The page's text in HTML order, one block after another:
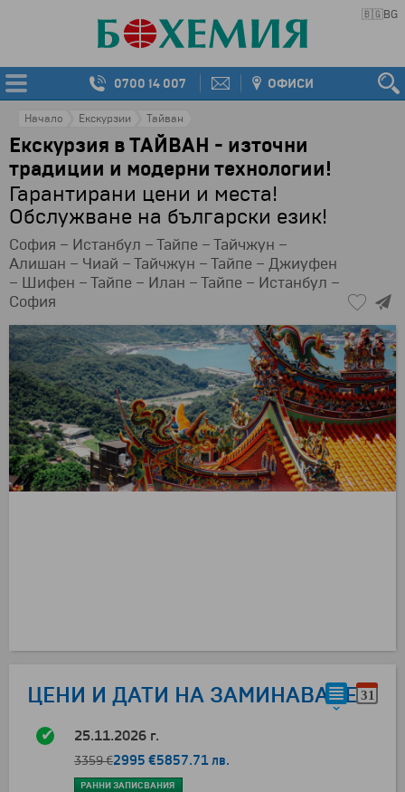
🇧🇬BG
0700 14 007 ОФИСИ
Начало Екскурзии Тайван
Екскурзия в ТАЙВАН - източни
традиции и модерни технологии!
Гарантирани цени и места!
Обслужване на български език!
София – Истанбул – Тайпе – Тайчжун –
Алишан – Чиай – Тайчжун – Тайпе – Джиуфен
– Шифен – Тайпе – Илан – Тайпе – Истанбул –
София
ЦЕНИ И ДАТИ НА ЗАМИНАВАНЕ
25.11.2026 г.
3359 €2995 €5857.71 лв.
РАННИ ЗАПИСВАНИЯ